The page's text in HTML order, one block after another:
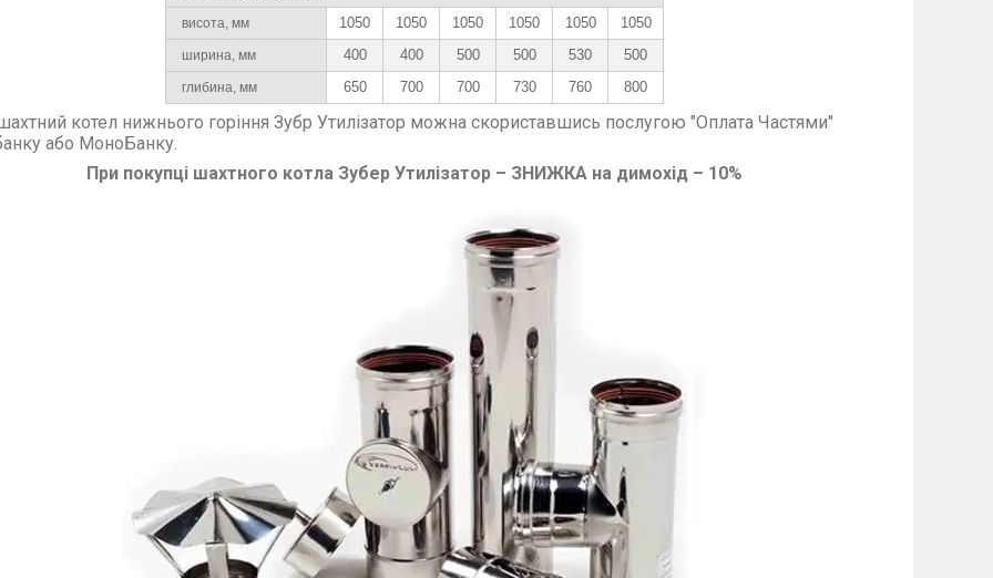
висота, мм 1050 1050 1050 1050 1050 1050
ширина, мм 400 400 500 500 530 500
глибина, мм 650 700 700 730 760 800
котел нижнього горіння Зубр Утилізатор можна скориставшись послугою "Оплата Частями"
або МоноБанку.
При покупці шахтного котла Зубер Утилізатор – ЗНИЖКА на димохід – 10%